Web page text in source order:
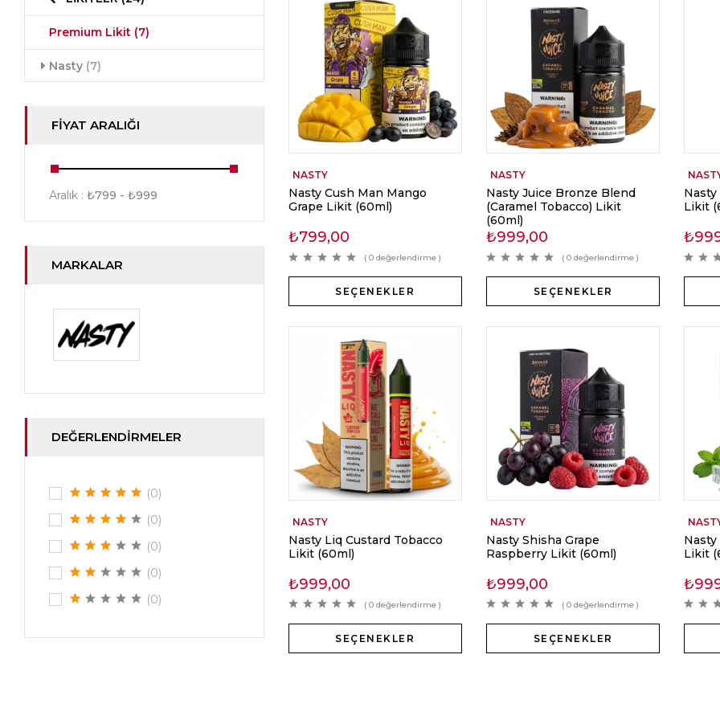
Premium Likit (7)
Nasty (7)
FIYAT ARALIĞI
Aralık : ₺799 - ₺999
MARKALAR
DEĞERLENDIRMELER
(0)
(0)
(0)
(0)
(0)
NASTY
Nasty Cush Man Mango
Grape Likit (60ml)
₺799,00
( 0 değerlendirme )
SEÇENEKLER
NASTY
Nasty Juice Bronze Blend
(Caramel Tobacco) Likit
(60ml)
₺999,00
( 0 değerlendirme )
SEÇENEKLER
Likit
₺
NASTY
Nasty Liq Custard Tobacco
Likit (60ml)
₺999,00
( 0 değerlendirme )
SEÇENEKLER
NASTY
Nasty Shisha Grape
Raspberry Likit (60ml)
₺999,00
( 0 değerlendirme )
SEÇENEKLER
Likit
₺